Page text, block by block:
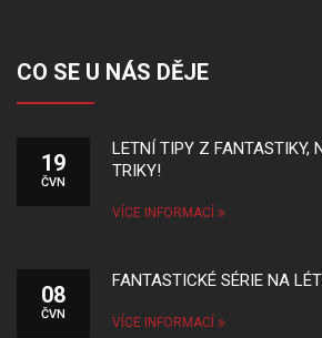
CO SE U NÁS DĚJE
19
ČVN
LETNÍ TIPY Z FANTASTIKY,
TRIKY!
VÍCE INFORMACÍ
08
ČVN
FANTASTICKÉ SÉRIE NA
VÍCE INFORMACÍ